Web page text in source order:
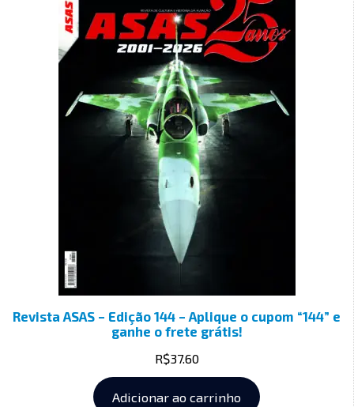
Revista ASAS – Edição 144 – Aplique o cupom “144” e
ganhe o frete grátis!
R$37.60
Adicionar ao carrinho